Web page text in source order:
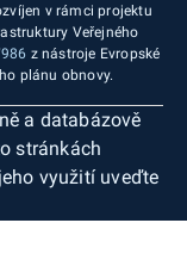
v rámci projektu
Veřejného
z nástroje Evropské
plánu obnovy.
a databázově
stránkách
využití uveďte